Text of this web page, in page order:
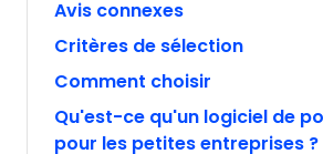
Avis connexes
Critères de sélection
Comment choisir
Qu'est-ce qu'un logiciel de
pour les petites entreprises ?